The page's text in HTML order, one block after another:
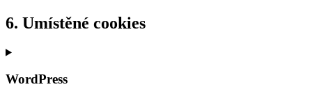
6. Umístěné cookies
WordPress